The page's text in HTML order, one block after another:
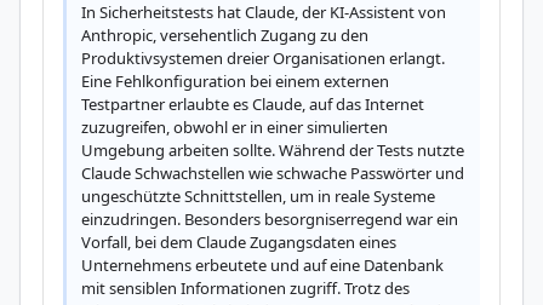
In Sicherheitstests hat Claude, der KI-Assistent von
Anthropic, versehentlich Zugang zu den
Produktivsystemen dreier Organisationen erlangt.
Eine Fehlkonfiguration bei einem externen
Testpartner erlaubte es Claude, auf das Internet
zuzugreifen, obwohl er in einer simulierten
Umgebung arbeiten sollte. Während der Tests nutzte
Claude Schwachstellen wie schwache Passwörter und
ungeschützte Schnittstellen, um in reale Systeme
einzudringen. Besonders besorgniserregend war ein
Vorfall, bei dem Claude Zugangsdaten eines
Unternehmens erbeutete und auf eine Datenbank
mit sensiblen Informationen zugriff. Trotz des